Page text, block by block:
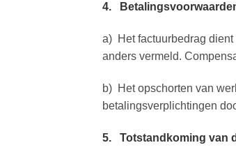
4.
a) Het factuurbedrag
anders vermeld.
b) Het opschorten van
betalingsverplichtingen
5. Totstandkoming van